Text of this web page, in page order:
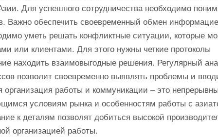
Для успешного сотрудничества необходимо
Важно обеспечить своевременный обмен
уметь решать конфликтные ситуации, которые
или клиентами. Для этого нужны четкие протоколы
находить взаимовыгодные решения. Регулярный
позволит своевременно выявлять проблемы и
работы и коммуникации – это
условиям рынка и особенностям работы с
к деталям позволят добиться высокой
организацией работы.